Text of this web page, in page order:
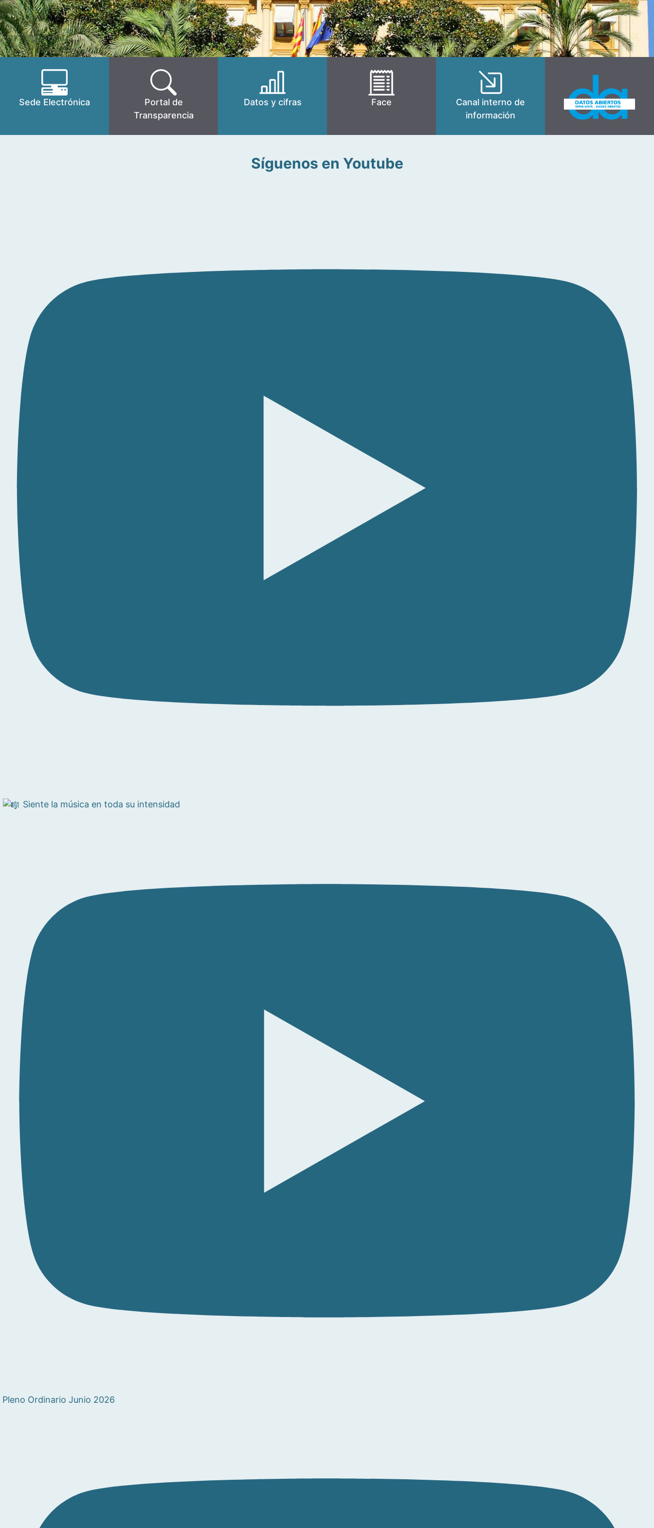
Sede Electrónica
Portal de
Transparencia
Datos y cifras Face
Canal interno de
información
Síguenos en Youtube
Siente la música en toda su intensidad
Pleno Ordinario Junio 2026